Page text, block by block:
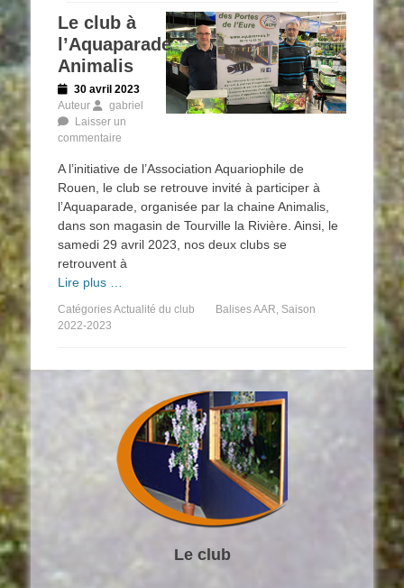
Le club à
l’Aquaparade
Animalis
Posted
on
30 avril 2023
Auteur
gabriel
Laisser un
commentaire
A l’initiative de l’Association Aquariophile de
Rouen, le club se retrouve invité à participer à
l’Aquaparade, organisée par la chaine Animalis,
dans son magasin de Tourville la Rivière. Ainsi, le
samedi 29 avril 2023, nos deux clubs se
retrouvent à
Lire plus …
CatégoriesActualité du club BalisesAAR, Saison
2022-2023
Le club